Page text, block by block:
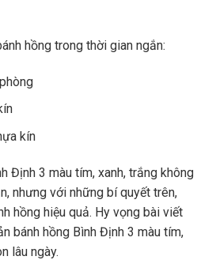
hồng trong thời gian ngắn:
kín
Định 3 màu tím, xanh, trắng không
nhưng với những bí quyết trên,
hồng hiệu quả. Hy vọng bài viết
bánh hồng Bình Định 3 màu tím,
lâu ngày.